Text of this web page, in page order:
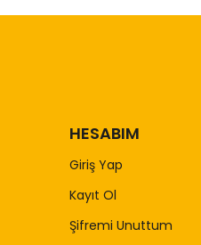
HESABIM
Giriş Yap
Kayıt Ol
Şifremi Unuttum